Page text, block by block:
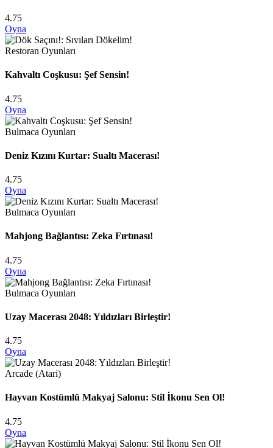
4.75
Oyna
Restoran Oyunları
Kahvaltı Coşkusu: Şef Sensin!
4.75
Oyna
Bulmaca Oyunları
Deniz Kızını Kurtar: Sualtı Macerası!
4.75
Oyna
Bulmaca Oyunları
Mahjong Bağlantısı: Zeka Fırtınası!
4.75
Oyna
Bulmaca Oyunları
Uzay Macerası 2048: Yıldızları Birleştir!
4.75
Oyna
Arcade (Atari)
Hayvan Kostümlü Makyaj Salonu: Stil İkonu Sen Ol!
4.75
Oyna